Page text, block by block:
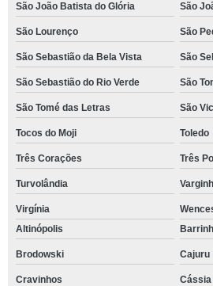
São João Batista do Glória São
São Lourenço São
São Sebastião da Bela Vista São
São Sebastião do Rio Verde São
São Tomé das Letras São
Tocos do Moji Toledo
Três Corações Três
Turvolândia
Virgínia
Altinópolis
Brodowski Cajuru
Cravinhos Cássia